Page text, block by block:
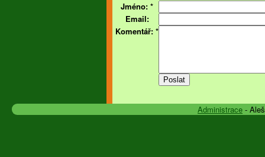
Jméno: *
Email:
Komentář: *
Administrace -